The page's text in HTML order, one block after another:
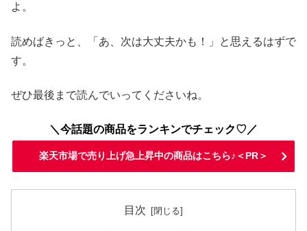
よ。
読めばきっと、「あ、次は大丈夫かも！」と思えるはずで
す。
ぜひ最後まで読んでいってくださいね。
＼今話題の商品をランキンでチェック♡／
楽天市場で売り上げ急上昇中の商品はこちら♪＜PR＞
目次